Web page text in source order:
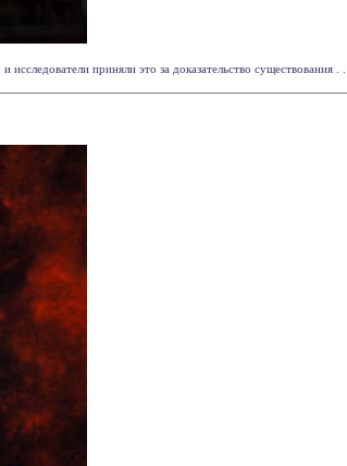
приняли это за доказательство существования . . .